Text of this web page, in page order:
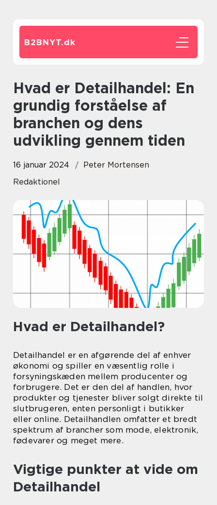
B2BNYT.dk
Hvad er Detailhandel: En
grundig forståelse af
branchen og dens
udvikling gennem tiden
16 januar 2024
Peter Mortensen
Redaktionel
Hvad er Detailhandel?
Detailhandel er en afgørende del af enhver
økonomi og spiller en væsentlig rolle i
forsyningskæden mellem producenter og
forbrugere. Det er den del af handlen, hvor
produkter og tjenester bliver solgt direkte til
slutbrugeren, enten personligt i butikker
eller online. Detailhandlen omfatter et bredt
spektrum af brancher som mode, elektronik,
fødevarer og meget mere.
Vigtige punkter at vide om
Detailhandel